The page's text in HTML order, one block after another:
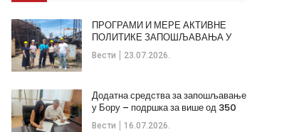
Вести 23.07.2026.
ПРОГРАМИ И МЕРЕ АКТИВНЕ
ПОЛИТИКЕ ЗАПОШЉАВАЊА У
ОПШТИНИ КЛАДОВО
Вести 16.07.2026.
Додатна средства за запошљавање
у Бору – подршка за више од 350
незапослених